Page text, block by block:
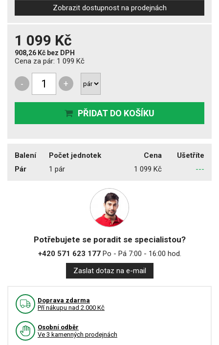
Zobrazit dostupnost na prodejnách
1 099 Kč
908,26 Kč bez DPH
Cena za pár: 1 099 Kč
- +
PŘIDAT DO KOŠÍKU
Balení Počet jednotek Cena
Ušetříte
Pár
1 pár 1 099 Kč ---
Potřebujete se poradit se specialistou?
+420 571 623 177Po - Pá 7:00 - 16:00 hod.
Zaslat dotaz na e-mail
Doprava zdarma
Pří nákupu nad 2.000 Kč
Osobní odběr
Ve 3 kamenných prodejnách